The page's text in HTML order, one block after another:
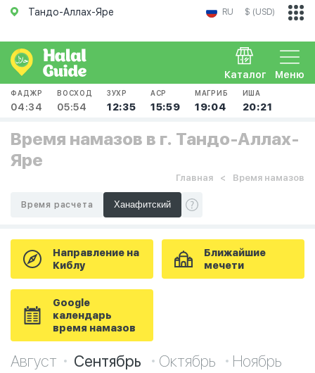
Тандо-Аллах-Яре RU $ (USD)
Меню
Каталог
ФАДЖР
04:34
ВОСХОД
05:54
ЗУХР
12:35
АСР
15:59
МАГРИБ
19:04
ИША
20:21
Время намазов в г. Тандо-Аллах-
Яре
Главная Время намазов
Время расчета
Направление на
Киблу
Ближайшие
мечети
Google
календарь
время намазов
Август Сентябрь Октябрь Ноябрь